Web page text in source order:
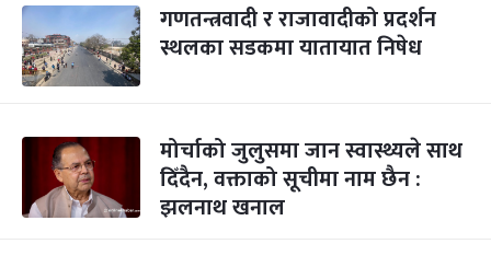
गणतन्त्रवादी र राजावादीको प्रदर्शन
स्थलका सडकमा यातायात निषेध
मोर्चाको जुलुसमा जान स्वास्थ्यले साथ
दिँदैन, वक्ताको सूचीमा नाम छैन :
झलनाथ खनाल